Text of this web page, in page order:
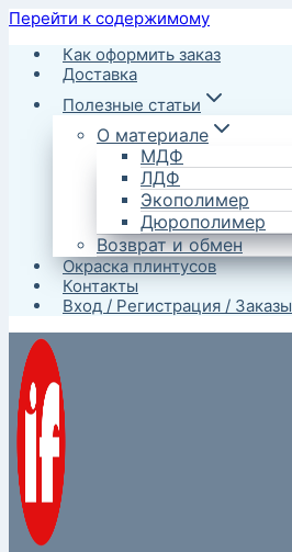
Перейти к содержимому
Как оформить заказ
Доставка
Полезные статьи
О материале
МДФ
ЛДФ
Экополимер
Дюрополимер
Возврат и обмен
Окраска плинтусов
Контакты
Вход / Регистрация / Заказы